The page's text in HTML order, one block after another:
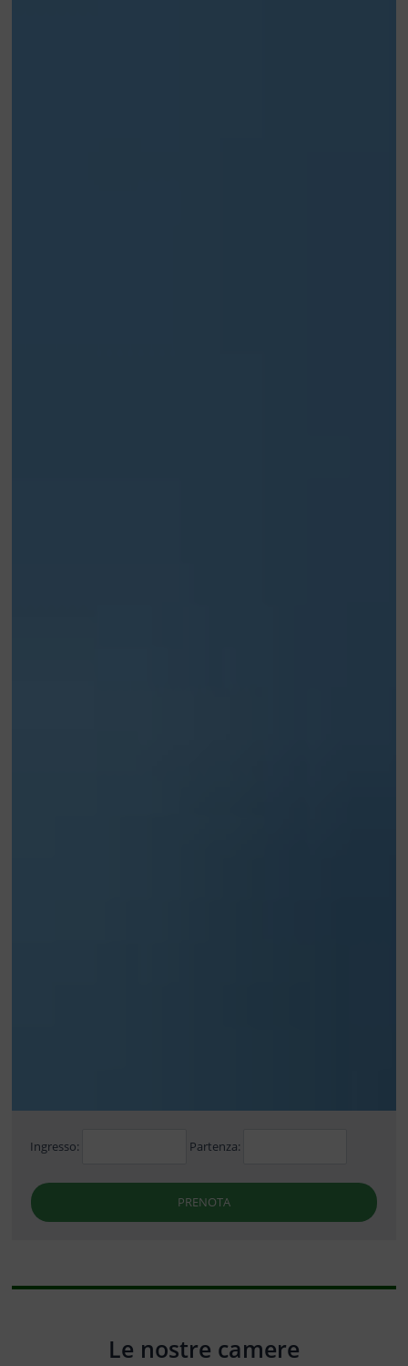
Ingresso: Partenza:
PRENOTA
Le nostre camere